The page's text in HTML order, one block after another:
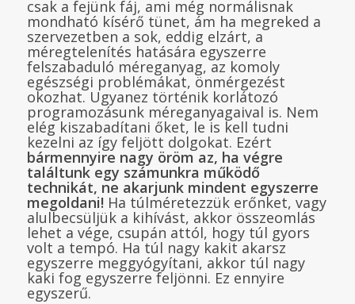
csak a fejünk fáj, ami még normálisnak
mondható kísérő tünet, ám ha megreked a
szervezetben a sok, eddig elzárt, a
méregtelenítés hatására egyszerre
felszabaduló méreganyag, az komoly
egészségi problémákat, önmérgezést
okozhat. Ugyanez történik korlátozó
programozásunk méreganyagaival is. Nem
elég kiszabadítani őket, le is kell tudni
kezelni az így feljött dolgokat. Ezért
bármennyire nagy öröm az, ha végre
találtunk egy számunkra működő
technikát, ne akarjunk mindent egyszerre
megoldani! Ha túlméretezzük erőnket, vagy
alulbecsüljük a kihívást, akkor összeomlás
lehet a vége, csupán attól, hogy túl gyors
volt a tempó. Ha túl nagy kakit akarsz
egyszerre meggyógyítani, akkor túl nagy
kaki fog egyszerre feljönni. Ez ennyire
egyszerű.